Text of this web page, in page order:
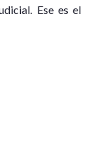
Ese es el